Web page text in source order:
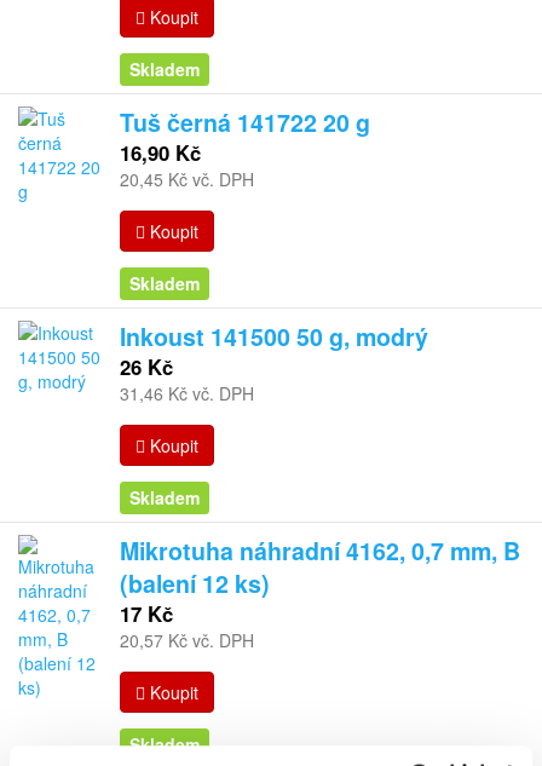
Koupit
Skladem
Tuš černá 141722 20 g
16,90 Kč
20,45 Kč vč. DPH
Koupit
Skladem
Inkoust 141500 50 g, modrý
26 Kč
31,46 Kč vč. DPH
Koupit
Skladem
Mikrotuha náhradní 4162, 0,7 mm, B
(balení 12 ks)
17 Kč
20,57 Kč vč. DPH
Koupit
Skladem